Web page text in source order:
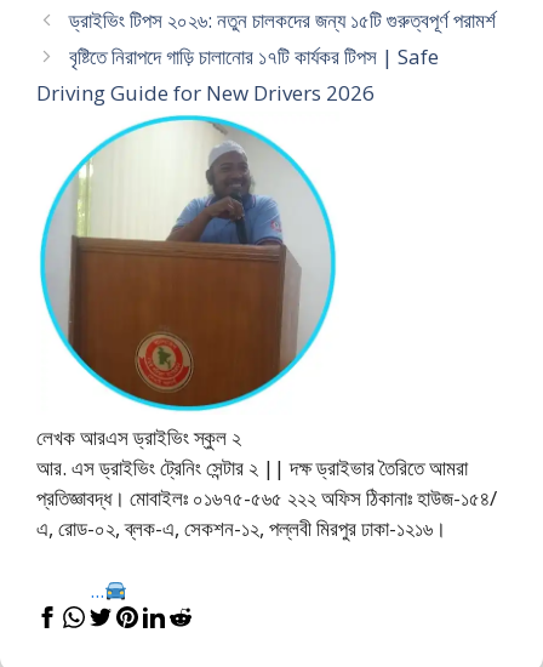
ড্রাইভিং টিপস ২০২৬: নতুন চালকদের জন্য ১৫টি গুরুত্বপূর্ণ পরামর্শ
বৃষ্টিতে নিরাপদে গাড়ি চালানোর ১৭টি কার্যকর টিপস | Safe
Driving Guide for New Drivers 2026
লেখক আরএস ড্রাইভিং স্কুল ২
আর. এস ড্রাইভিং ট্রেনিং সেন্টার ২ || দক্ষ ড্রাইভার তৈরিতে আমরা
প্রতিজ্ঞাবদ্ধ। মোবাইলঃ ০১৬৭৫-৫৬৫ ২২২ অফিস ঠিকানাঃ হাউজ-১৫৪/
এ, রোড-০২, ব্লক-এ, সেকশন-১২, পল্লবী মিরপুর ঢাকা-১২১৬।
...